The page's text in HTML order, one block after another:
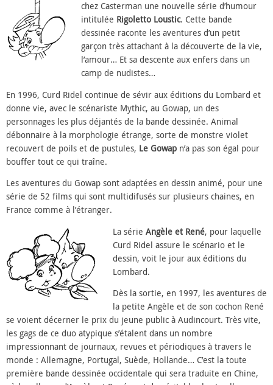
chez Casterman une nouvelle série d’humour
intitulée Rigoletto Loustic. Cette bande
dessinée raconte les aventures d’un petit
garçon très attachant à la découverte de la vie,
l’amour… Et sa descente aux enfers dans un
camp de nudistes…
En 1996, Curd Ridel continue de sévir aux éditions du Lombard et
donne vie, avec le scénariste Mythic, au Gowap, un des
personnages les plus déjantés de la bande dessinée. Animal
débonnaire à la morphologie étrange, sorte de monstre violet
recouvert de poils et de pustules, Le Gowap n’a pas son égal pour
bouffer tout ce qui traîne.
Les aventures du Gowap sont adaptées en dessin animé, pour une
série de 52 films qui sont multidifusés sur plusieurs chaines, en
France comme à l’étranger.
La série Angèle et René, pour laquelle
Curd Ridel assure le scénario et le
dessin, voit le jour aux éditions du
Lombard.
Dès la sortie, en 1997, les aventures de
la petite Angèle et de son cochon René
se voient décerner le prix du jeune public à Audincourt. Très vite,
les gags de ce duo atypique s’étalent dans un nombre
impressionnant de journaux, revues et périodiques à travers le
monde : Allemagne, Portugal, Suède, Hollande… C’est la toute
première bande dessinée occidentale qui sera traduite en Chine,